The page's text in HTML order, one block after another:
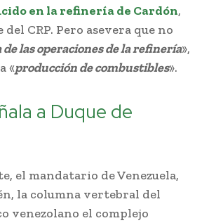
en la refinería de Cardón,
CRP. Pero asevera que no
las operaciones de la refinería»,
«producción de combustibles».
a Duque de
el mandatario de Venezuela,
la columna vertebral del
venezolano el complejo